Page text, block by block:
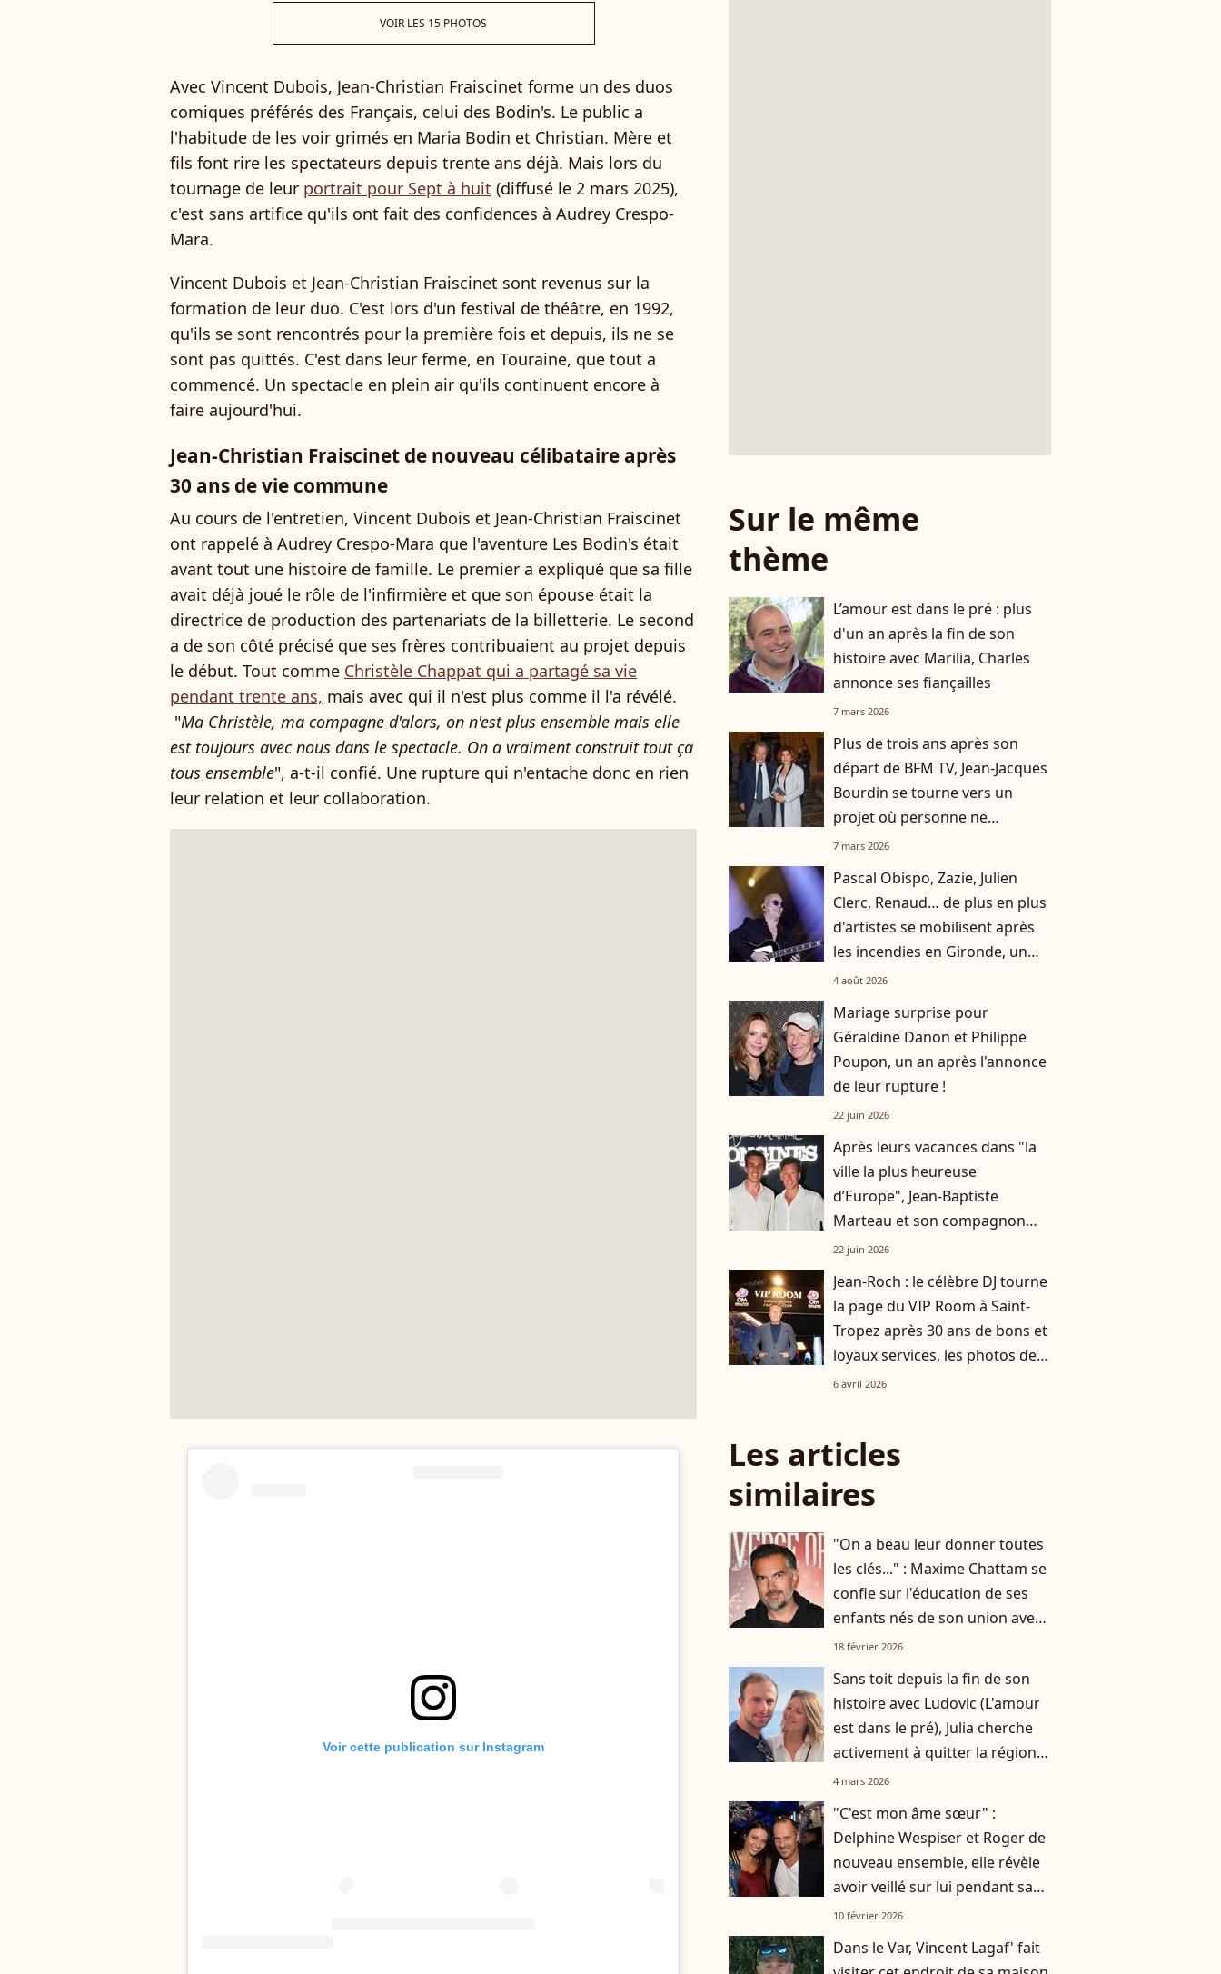
VOIR LES 15 PHOTOS
Avec Vincent Dubois, Jean-Christian Fraiscinet forme un des duos
comiques préférés des Français, celui des Bodin's. Le public a
l'habitude de les voir grimés en Maria Bodin et Christian. Mère et
fils font rire les spectateurs depuis trente ans déjà. Mais lors du
tournage de leur portrait pour Sept à huit (diffusé le 2 mars 2025),
c'est sans artifice qu'ils ont fait des confidences à Audrey Crespo-
Mara.
Vincent Dubois et Jean-Christian Fraiscinet sont revenus sur la
formation de leur duo. C'est lors d'un festival de théâtre, en 1992,
qu'ils se sont rencontrés pour la première fois et depuis, ils ne se
sont pas quittés. C'est dans leur ferme, en Touraine, que tout a
commencé. Un spectacle en plein air qu'ils continuent encore à
faire aujourd'hui.
Jean-Christian Fraiscinet de nouveau célibataire après
30 ans de vie commune
Au cours de l'entretien, Vincent Dubois et Jean-Christian Fraiscinet
ont rappelé à Audrey Crespo-Mara que l'aventure Les Bodin's était
avant tout une histoire de famille. Le premier a expliqué que sa fille
avait déjà joué le rôle de l'infirmière et que son épouse était la
directrice de production des partenariats de la billetterie. Le second
a de son côté précisé que ses frères contribuaient au projet depuis
le début. Tout comme Christèle Chappat qui a partagé sa vie
pendant trente ans, mais avec qui il n'est plus comme il l'a révélé.
"Ma Christèle, ma compagne d'alors, on n'est plus ensemble mais elle
est toujours avec nous dans le spectacle. On a vraiment construit tout ça
tous ensemble", a-t-il confié. Une rupture qui n'entache donc en rien
leur relation et leur collaboration.
Voir cette publication sur Instagram
Sur le même
thème
L’amour est dans le pré : plus
d'un an après la fin de son
histoire avec Marilia, Charles
annonce ses fiançailles
7 mars 2026
Plus de trois ans après son
départ de BFM TV, Jean-Jacques
Bourdin se tourne vers un
projet où personne ne
l’attendait : "Je choisis la clarté"
7 mars 2026
Pascal Obispo, Zazie, Julien
Clerc, Renaud… de plus en plus
d'artistes se mobilisent après
les incendies en Gironde, un
grand concert caritatif
4 août 2026
Mariage surprise pour
Géraldine Danon et Philippe
Poupon, un an après l'annonce
de leur rupture !
22 juin 2026
Après leurs vacances dans "la
ville la plus heureuse
d’Europe", Jean-Baptiste
Marteau et son compagnon
Jean s’affichent à un événement
22 juin 2026
Jean-Roch : le célèbre DJ tourne
la page du VIP Room à Saint-
Tropez après 30 ans de bons et
loyaux services, les photos de
sa soirée de fermeture
6 avril 2026
Les articles
similaires
"On a beau leur donner toutes
les clés..." : Maxime Chattam se
confie sur l'éducation de ses
enfants nés de son union avec
Faustine Bollaert
18 février 2026
Sans toit depuis la fin de son
histoire avec Ludovic (L'amour
est dans le pré), Julia cherche
activement à quitter la région
de l'agriculteur
4 mars 2026
"C'est mon âme sœur" :
Delphine Wespiser et Roger de
nouveau ensemble, elle révèle
avoir veillé sur lui pendant sa
convalescence au Mexique
10 février 2026
Dans le Var, Vincent Lagaf' fait